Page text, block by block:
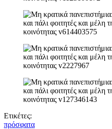
Ετικέτες:
πρόσφατα